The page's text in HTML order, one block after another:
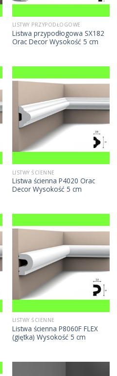
LISTWY PRZYPODŁOGOWE
Listwa przypodłogowa SX182
Orac Decor Wysokość 5 cm
LISTWY ŚCIENNE
Listwa ścienna P4020 Orac
Decor Wysokość 5 cm
LISTWY ŚCIENNE
Listwa ścienna P8060F FLEX
(giętka) Wysokość 5 cm